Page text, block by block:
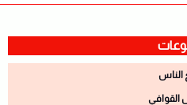
الناس